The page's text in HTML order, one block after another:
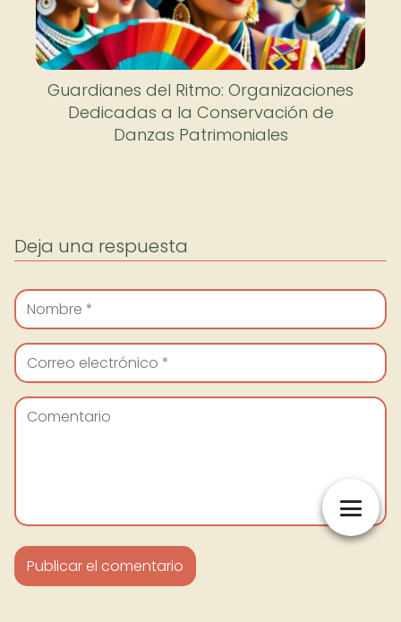
Guardianes del Ritmo: Organizaciones
Dedicadas a la Conservación de
Danzas Patrimoniales
Deja una respuesta